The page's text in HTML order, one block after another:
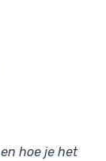
hoe je het